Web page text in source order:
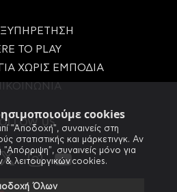
cookies
"Αποδοχή", συναινείς στη
στατιστικής και μάρκετινγκ. Αν
"Απόρριψη", συναινείς μόνο για
λειτουργικών cookies.
Όλων
TO PLAY
ΧΩΡΙΣ ΕΜΠΟΔΙΑ
US